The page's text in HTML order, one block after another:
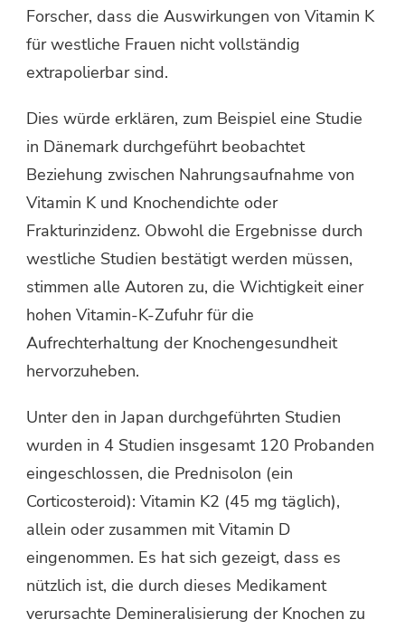
Forscher, dass die Auswirkungen von Vitamin K
für westliche Frauen nicht vollständig
extrapolierbar sind.
Dies würde erklären, zum Beispiel eine Studie
in Dänemark durchgeführt beobachtet
Beziehung zwischen Nahrungsaufnahme von
Vitamin K und Knochendichte oder
Frakturinzidenz. Obwohl die Ergebnisse durch
westliche Studien bestätigt werden müssen,
stimmen alle Autoren zu, die Wichtigkeit einer
hohen Vitamin-K-Zufuhr für die
Aufrechterhaltung der Knochengesundheit
hervorzuheben.
Unter den in Japan durchgeführten Studien
wurden in 4 Studien insgesamt 120 Probanden
eingeschlossen, die Prednisolon (ein
Corticosteroid): Vitamin K2 (45 mg täglich),
allein oder zusammen mit Vitamin D
eingenommen. Es hat sich gezeigt, dass es
nützlich ist, die durch dieses Medikament
verursachte Demineralisierung der Knochen zu